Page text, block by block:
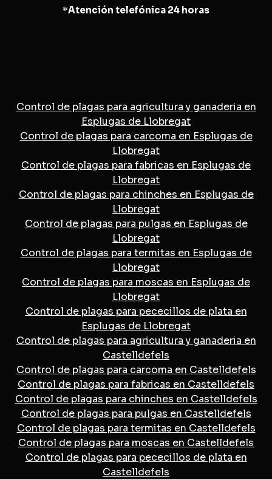
*Atención telefónica 24 horas
Control de plagas para agricultura y ganaderia en
Esplugas de Llobregat
Control de plagas para carcoma en Esplugas de
Llobregat
Control de plagas para fabricas en Esplugas de
Llobregat
Control de plagas para chinches en Esplugas de
Llobregat
Control de plagas para pulgas en Esplugas de
Llobregat
Control de plagas para termitas en Esplugas de
Llobregat
Control de plagas para moscas en Esplugas de
Llobregat
Control de plagas para pececillos de plata en
Esplugas de Llobregat
Control de plagas para agricultura y ganaderia en
Castelldefels
Control de plagas para carcoma en Castelldefels
Control de plagas para fabricas en Castelldefels
Control de plagas para chinches en Castelldefels
Control de plagas para pulgas en Castelldefels
Control de plagas para termitas en Castelldefels
Control de plagas para moscas en Castelldefels
Control de plagas para pececillos de plata en
Castelldefels